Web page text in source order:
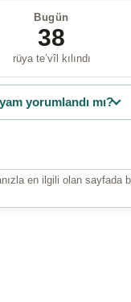
Bugün
38
rüya te’vîl kılındı
yorumlandı mı?
en ilgili olan sayfada